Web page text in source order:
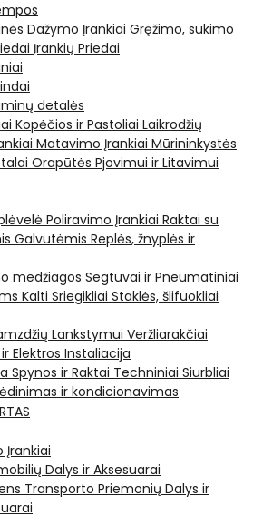
Dažymo Įrankiai Gręžimo, sukimo
Įrankių Priedai
detalės
Kopėčios ir Pastoliai Laikrodžių
Matavimo Įrankiai Mūrininkystės
Orapūtės Pjovimui ir Litavimui
Poliravimo Įrankiai Raktai su
Galvutėmis Replės, žnyplės ir
medžiagos Segtuvai ir Pneumatiniai
Kalti Sriegikliai Staklės, šlifuokliai
Lankstymui Veržliarakčiai
Elektros Instaliacija
Spynos ir Raktai Techniniai Siurbliai
ir kondicionavimas
Įrankiai
Dalys ir Aksesuarai
Transporto Priemonių Dalys ir